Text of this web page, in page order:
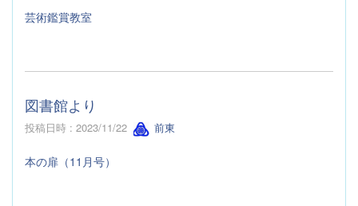
芸術鑑賞教室
図書館より
投稿日時 : 2023/11/22 前東
本の扉（11月号）